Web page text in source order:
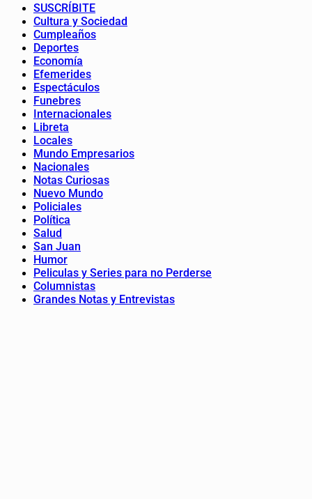
SUSCRÍBITE
Cultura y Sociedad
Cumpleaños
Deportes
Economía
Efemerides
Espectáculos
Funebres
Internacionales
Libreta
Locales
Mundo Empresarios
Nacionales
Notas Curiosas
Nuevo Mundo
Policiales
Política
Salud
San Juan
Humor
Peliculas y Series para no Perderse
Columnistas
Grandes Notas y Entrevistas